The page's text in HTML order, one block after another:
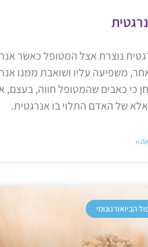
נוצרת אצל המטופל כאשר
משפיעה עליו ושואבת ממנו
כי כאבים שהמטופל חווה, בעצם,
של האדם התלוי בו אנרגטית.
»
הביואורגונומי